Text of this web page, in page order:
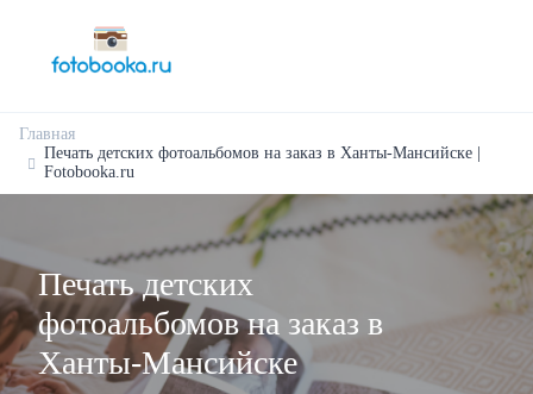
Главная
Печать детских фотоальбомов на заказ в Ханты-Мансийске |
Fotobooka.ru
Печать детских
фотоальбомов на заказ в
Ханты-Мансийске